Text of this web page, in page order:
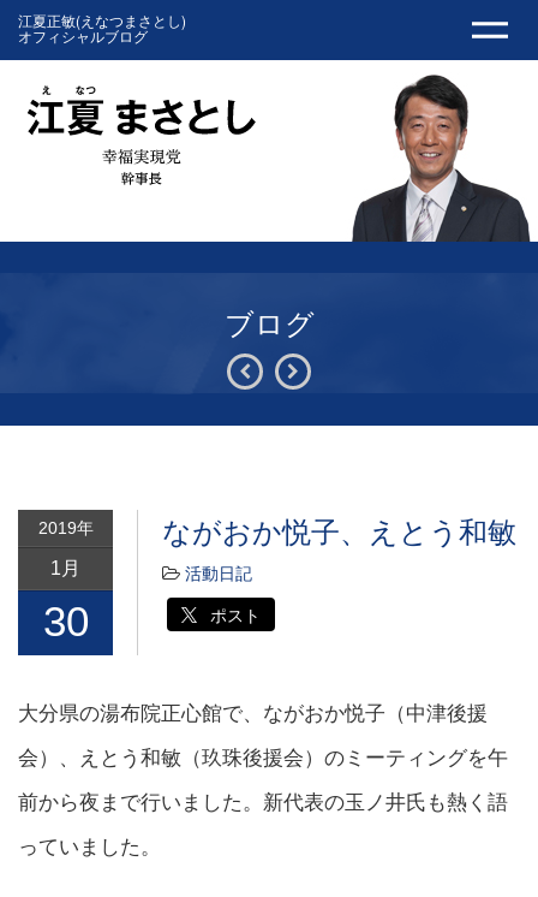
江夏正敏(えなつまさとし)
オフィシャルブログ
ブログ
2019年
1月
30
ながおか悦子、えとう和敏
活動日記
ポスト
大分県の湯布院正心館で、ながおか悦子（中津後援
会）、えとう和敏（玖珠後援会）のミーティングを午
前から夜まで行いました。新代表の玉ノ井氏も熱く語
っていました。